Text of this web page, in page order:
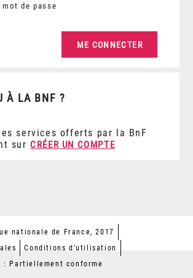
mot de passe
À LA BNF ?
services offerts par la BnF
sur CRÉER UN COMPTE
nationale de France, 2017
Conditions d'utilisation
: Partiellement conforme